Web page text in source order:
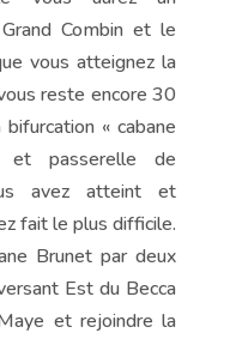
Combin et le
vous atteignez la
reste encore 30
« cabane
et passerelle de
avez atteint et
fait le plus difficile.
Brunet par deux
Est du Becca
et rejoindre la